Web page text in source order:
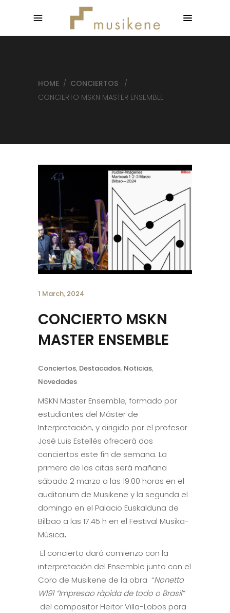
HOME / CONCIERTOS
/
CONCIERTO MSKN MASTER ENSEMBLE
1 March, 2024
CONCIERTO MSKN
MASTER ENSEMBLE
Conciertos, Destacados, Noticias,
Novedades
MSKN Master Ensemble, formado por
estudiantes del Máster de
Interpretación, y dirigido por el profesor
José Luis Estellés ofrecerá dos
conciertos este fin de semana. La
primera de las citas será mañana
sábado 2 marzo a las 19:00 horas en el
auditorium de Musikene y la segunda el
domingo en el Palacio Euskalduna de
Bilbao a las 17.45 h en el Festival Musika-
Música.
El concierto dará comienzo con la
interpretación del Ensemble junto con el
Coro de Musikene de la obra “Nonetto
W191 “Impresao ràpida de todo o Brasil”
del compositor Heitor Villa-Lobos para